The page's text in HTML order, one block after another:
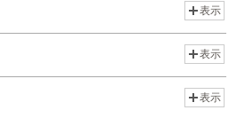
表示
表示
表示